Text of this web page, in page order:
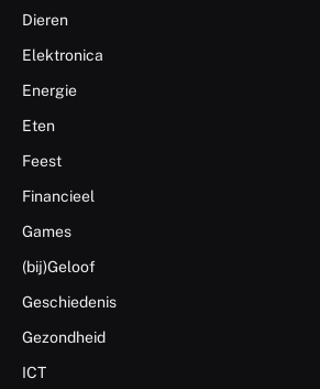
Dieren
Elektronica
Energie
Eten
Feest
Financieel
Games
(bij)Geloof
Geschiedenis
Gezondheid
ICT